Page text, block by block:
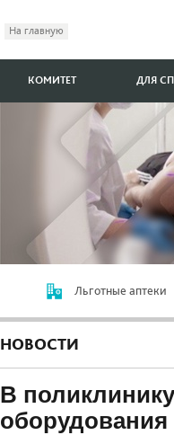
На главную
КОМИТЕТ ДЛЯ
Льготные аптеки
НОВОСТИ
В
оборудования